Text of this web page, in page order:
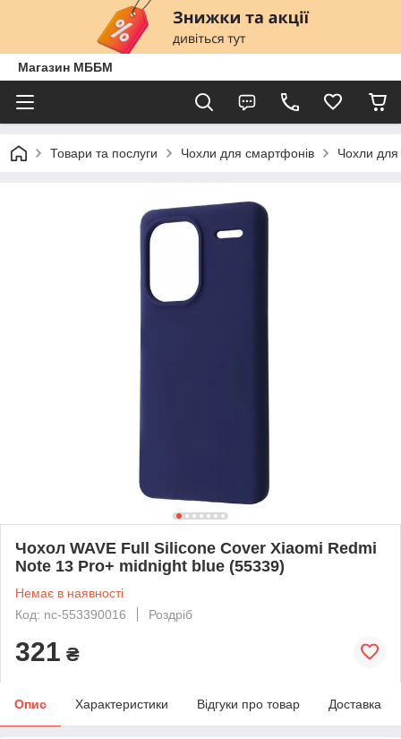
Магазин МББМ
Товари та послуги Чохли для смартфонів Чохли
Чохол WAVE Full Silicone Cover Xiaomi Redmi
Note 13 Pro+ midnight blue (55339)
Немає в наявності
Код: nc-553390016
Роздріб
321 ₴
Опис Характеристики Відгуки про товар Доставка